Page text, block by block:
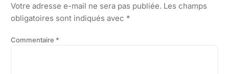
Votre adresse e-mail ne sera pas publiée. Les champs
obligatoires sont indiqués avec *
Commentaire *